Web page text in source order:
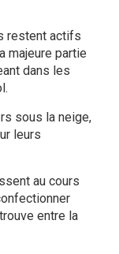
restent actifs
majeure partie
dans les
sous la neige,
leurs
au cours
entre la